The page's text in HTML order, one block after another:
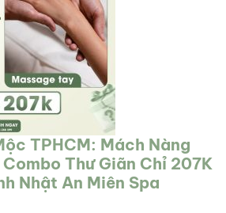
TPHCM: Mách Nàng
Thư Giãn Chỉ 207K
Nhật An Miên Spa